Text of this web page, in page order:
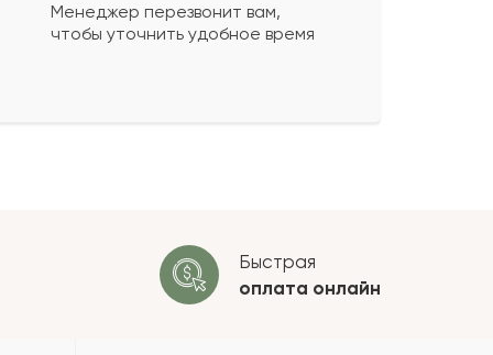
будет+?
ОСТАВИТЬ ОТЗЫВ
Менеджер перезвонит вам,
чтобы уточнить удобное время
Быстрая
оплата онлайн